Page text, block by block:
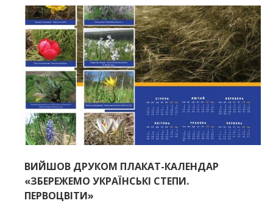
ВИЙШОВ ДРУКОМ ПЛАКАТ-КАЛЕНДАР
«ЗБЕРЕЖЕМО УКРАЇНСЬКІ СТЕПИ.
ПЕРВОЦВІТИ»